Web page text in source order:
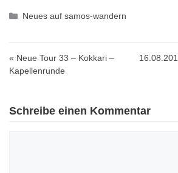
Kategorien
Neues auf samos-wandern
« Neue Tour 33 – Kokkari –
Kapellenrunde
Schreibe einen Kommentar